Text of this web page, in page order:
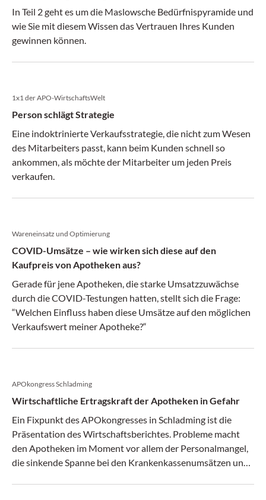
Angebot an verfügbaren Arbeitskräften
mit entsprechender Qualifizierung gibt. Parallel erleben wir
in Kürze eine große Pensionierungswelle der Baby Boomer
Generation und ein vermehrtes Einströmen der
Generationen XYZ in die Apothekenbranche. Diese
In Teil 2 geht es um die Maslowsche Bedürfnispyramide und
wie Sie mit diesem Wissen das Vertrauen Ihres Kunden
gewinnen können.
1x1 der APO-WirtschaftsWelt
Person schlägt Strategie
Eine indoktrinierte Verkaufsstrategie, die nicht zum Wesen
des Mitarbeiters passt, kann beim Kunden schnell so
ankommen, als möchte der Mitarbeiter um jeden Preis
verkaufen.
Wareneinsatz und Optimierung
COVID-Umsätze – wie wirken sich diese auf den
Kaufpreis von Apotheken aus?
Gerade für jene Apotheken, die starke Umsatzzuwächse
durch die COVID-Testungen hatten, stellt sich die Frage:
“Welchen Einfluss haben diese Umsätze auf den möglichen
Verkaufswert meiner Apotheke?“
APOkongress Schladming
Wirtschaftliche Ertragskraft der Apotheken in Gefahr
Ein Fixpunkt des APOkongresses in Schladming ist die
Präsentation des Wirtschaftsberichtes. Probleme macht
den Apotheken im Moment vor allem der Personalmangel,
die sinkende Spanne bei den Krankenkassenumsätzen und